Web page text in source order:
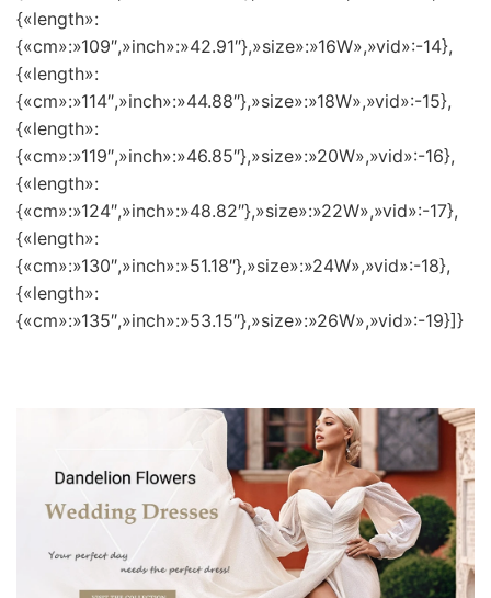
{«length»:
{«cm»:»109″,»inch»:»42.91″},»size»:»16W»,»vid»:-14},
{«length»:
{«cm»:»114″,»inch»:»44.88″},»size»:»18W»,»vid»:-15},
{«length»:
{«cm»:»119″,»inch»:»46.85″},»size»:»20W»,»vid»:-16},
{«length»:
{«cm»:»124″,»inch»:»48.82″},»size»:»22W»,»vid»:-17},
{«length»:
{«cm»:»130″,»inch»:»51.18″},»size»:»24W»,»vid»:-18},
{«length»:
{«cm»:»135″,»inch»:»53.15″},»size»:»26W»,»vid»:-19}]}